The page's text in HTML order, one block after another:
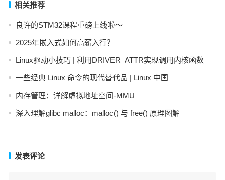
相关推荐
良许的STM32课程重磅上线啦～
2025年嵌入式如何高薪入行？
Linux驱动小技巧 | 利用DRIVER_ATTR实现调用内核函数
一些经典 Linux 命令的现代替代品 | Linux 中国
内存管理：详解虚拟地址空间-MMU
深入理解glibc malloc：malloc() 与 free() 原理图解
发表评论